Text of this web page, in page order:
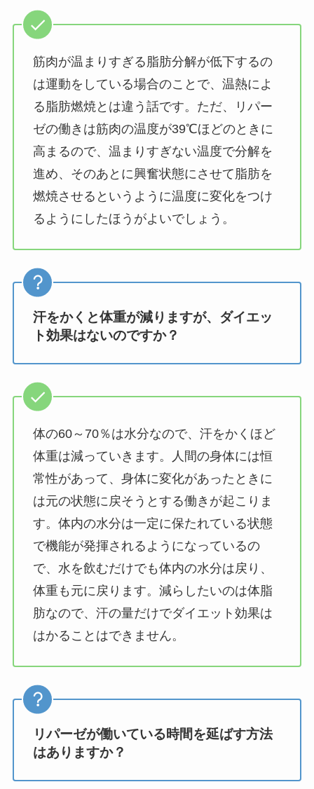
筋肉が温まりすぎる脂肪分解が低下するの
は運動をしている場合のことで、温熱によ
る脂肪燃焼とは違う話です。ただ、リパー
ゼの働きは筋肉の温度が39℃ほどのときに
高まるので、温まりすぎない温度で分解を
進め、そのあとに興奮状態にさせて脂肪を
燃焼させるというように温度に変化をつけ
るようにしたほうがよいでしょう。
汗をかくと体重が減りますが、ダイエッ
ト効果はないのですか？
体の60～70％は水分なので、汗をかくほど
体重は減っていきます。人間の身体には恒
常性があって、身体に変化があったときに
は元の状態に戻そうとする働きが起こりま
す。体内の水分は一定に保たれている状態
で機能が発揮されるようになっているの
で、水を飲むだけでも体内の水分は戻り、
体重も元に戻ります。減らしたいのは体脂
肪なので、汗の量だけでダイエット効果は
はかることはできません。
リパーゼが働いている時間を延ばす方法
はありますか？